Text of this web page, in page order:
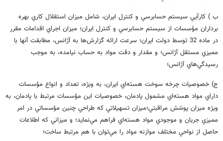
ب ) كارآيي سيستم حسابرسي و كنترل ايران، شامل ميزان استقلال كاري بهره
برداران مؤسسات از سيستم حسابرسي و كنترل ايران؛ ميزان اجراي اقدامات مقرر
در ماده 32 توسط دولت ايران؛ سرعت ارائه گزارش‌ها به آژانس، مطابقت آنها با
مميزي مستقل آژانس؛ و مقدار و دقت مواد به حساب نيامده، به موجب
رسيدگي‌هاي آژانس؛
ج) خصوصيات چرخه سوخت هسته‌اي ايران، به ويژه، تعداد و انواع مؤسسات
داراي مواد هسته‌اي مشمول پادمان، خصوصيات اين مؤسسات مرتبط با پادمان، به
ويژه ميزان پوشش مراقبتي؛‌ميزان تسهيلاتي كه طراحي چنين مؤسساتي در امر
مميزي جريان و موجودي مواد هسته‌اي فراهم مي‌نمايد؛ و ميزاني كه اطلاعات
حاصل از نواحي مختلف موازنه مواد را مي‌توان با هم مرتبط ساخت؛